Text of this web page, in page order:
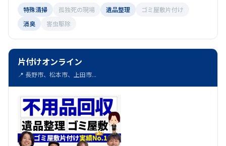
特殊清掃 孤独死の現場 遺品整理
ゴミ屋敷片付け
消臭
害虫駆除
片付けオンライン
📍 長野市、松本市、上田市...